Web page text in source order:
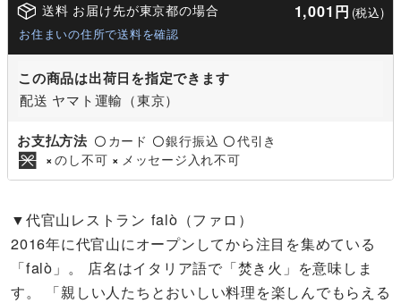
送料 お届け先が東京都の場合 1,001円 (税込)
お住まいの住所で送料を確認
この商品は出荷日を指定できます
配送 ヤマト運輸（東京）
お支払方法 〇 カード 〇銀行振込 〇代引き
× のし不可 × メッセージ入れ不可
▼代官山レストラン falò（ファロ）
2016年に代官山にオープンしてから注目を集めている
「falò」。 店名はイタリア語で「焚き火」を意味しま
す。 「親しい人たちとおいしい料理を楽しんでもらえる